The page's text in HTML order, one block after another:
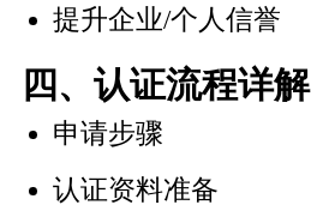
提升企业/个人信誉
四、认证流程详解
申请步骤
认证资料准备